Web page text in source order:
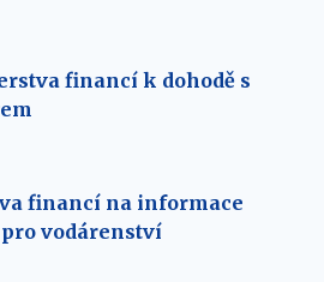
financí k dohodě s
financí na informace
vodárenství